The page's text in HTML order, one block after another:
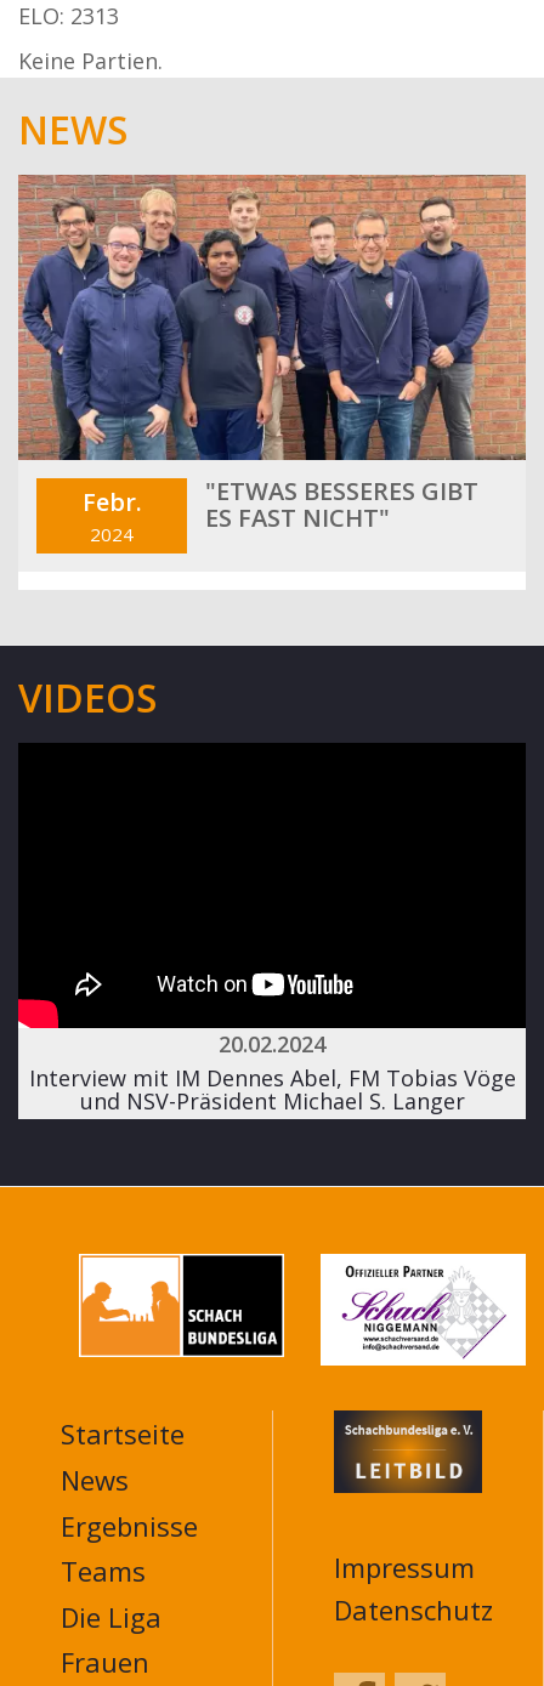
ELO: 2313
Keine Partien.
NEWS
Febr.
2024
"ETWAS BESSERES GIBT
ES FAST NICHT"
VIDEOS
20.02.2024
Interview mit IM Dennes Abel, FM Tobias Vöge
und NSV-Präsident Michael S. Langer
MAIN
NAVIGATION
FOOTER
Startseite
News
Ergebnisse
Teams
Die Liga
Frauen
Impressum
Datenschutz